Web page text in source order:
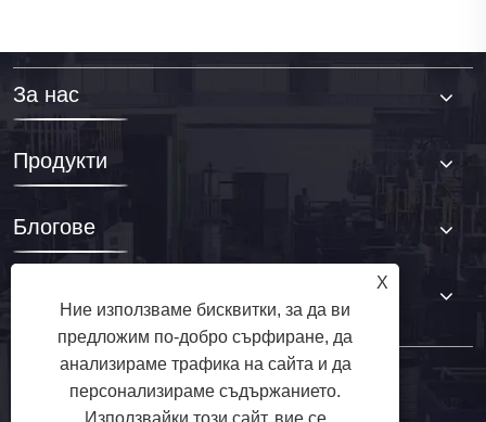
За нас
Продукти
Блогове
X
Ние използваме бисквитки, за да ви
предложим по-добро сърфиране, да
анализираме трафика на сайта и да
персонализираме съдържанието.
Използвайки този сайт, вие се